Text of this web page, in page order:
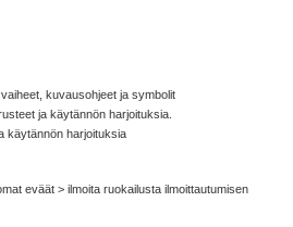
kuvausohjeet ja symbolit
ja käytännön harjoituksia.
käytännön harjoituksia
eväät > ilmoita ruokailusta ilmoittautumisen